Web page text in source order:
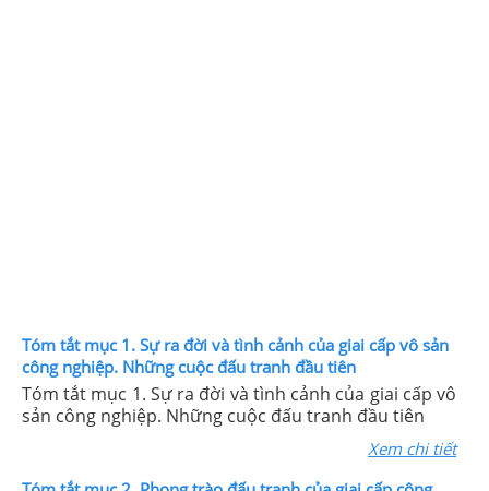
Tóm tắt mục 1. Sự ra đời và tình cảnh của giai cấp vô sản
công nghiệp. Những cuộc đấu tranh đầu tiên
Tóm tắt mục 1. Sự ra đời và tình cảnh của giai cấp vô
sản công nghiệp. Những cuộc đấu tranh đầu tiên
Xem chi tiết